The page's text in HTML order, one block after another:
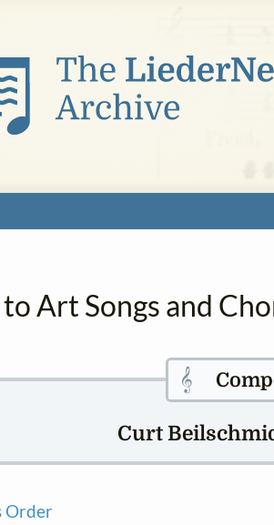
Art Songs and
𝄞
Curt
Order